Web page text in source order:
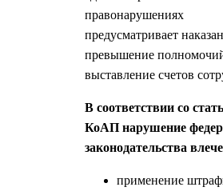
правонарушениях
предусматривает
превышение
выставление счетов
В соответствии со
КоАП нарушение
законодательства
применение